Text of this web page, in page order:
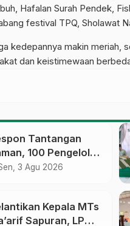
Hafalan Surah Pendek,
festival TPQ, Sholawat
kedepannya makin meriah,
dan keistimewaan
Tantangan
100 Pengelola
Sekolah
3 Agu 2026
Kepala MTs
Sapuran, LP